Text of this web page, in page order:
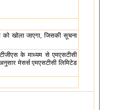
खोला जाएगा, जिसकी सूचना
के माध्यम से एमएसटीसी
मेसर्स एमएसटीसी लिमिटेड